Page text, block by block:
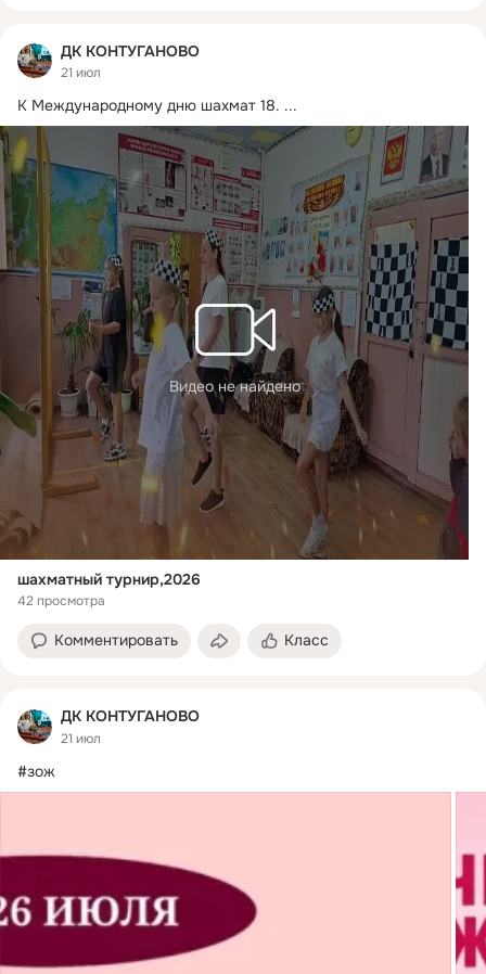
ДК КОНТУГАНОВО
21 июл
К Международному дню шахмат 18. ...
Видео не найдено
шахматный турнир,2026
42 просмотра
Комментировать Класс
ДК КОНТУГАНОВО
21 июл
#зож